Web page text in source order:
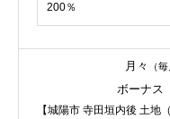
200％
月々 （
ボーナス
【城陽市 寺田垣内後 土地